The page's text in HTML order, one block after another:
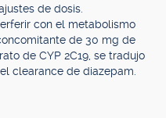
de dosis.
con el metabolismo
de 30 mg de
de CYP 2C19, se tradujo
clearance de diazepam.